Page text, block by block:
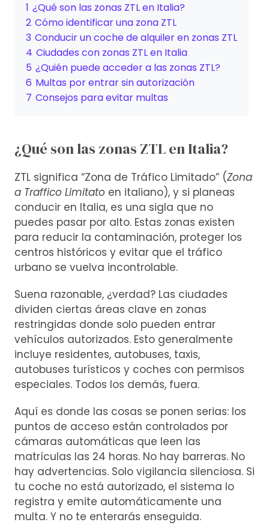
1 ¿Qué son las zonas ZTL en Italia?
2 Cómo identificar una zona ZTL
3 Conducir un coche de alquiler en zonas ZTL
4 Ciudades con zonas ZTL en Italia
5 ¿Quién puede acceder a las zonas ZTL?
6 Multas por entrar sin autorización
7 Consejos para evitar multas
¿Qué son las zonas ZTL en Italia?
ZTL significa “Zona de Tráfico Limitado” (Zona
a Traffico Limitato en italiano), y si planeas
conducir en Italia, es una sigla que no
puedes pasar por alto. Estas zonas existen
para reducir la contaminación, proteger los
centros históricos y evitar que el tráfico
urbano se vuelva incontrolable.
Suena razonable, ¿verdad? Las ciudades
dividen ciertas áreas clave en zonas
restringidas donde solo pueden entrar
vehículos autorizados. Esto generalmente
incluye residentes, autobuses, taxis,
autobuses turísticos y coches con permisos
especiales. Todos los demás, fuera.
Aquí es donde las cosas se ponen serias: los
puntos de acceso están controlados por
cámaras automáticas que leen las
matrículas las 24 horas. No hay barreras. No
hay advertencias. Solo vigilancia silenciosa. Si
tu coche no está autorizado, el sistema lo
registra y emite automáticamente una
multa. Y no te enterarás enseguida.